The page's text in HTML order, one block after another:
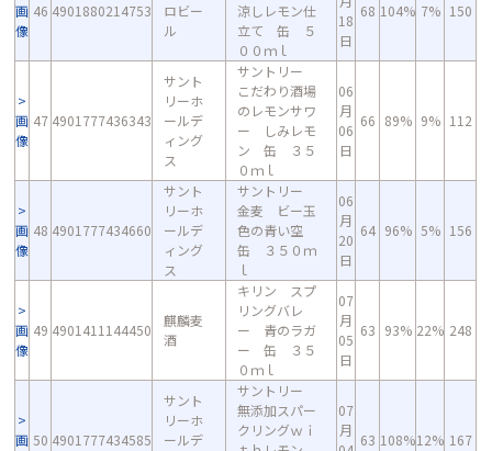
画
像
46 4901880214753
ロビー
ル
涼しレモン仕
立て 缶 ５
００ｍｌ
18
日
68 104% 7% 150
画
像
47 4901777436343
サント
リーホ
ールデ
ィング
ス
サントリー
こだわり酒場
のレモンサワ
ー しみレモ
ン 缶 ３５
０ｍｌ
06
月
06
日
66 89% 9% 112
画
像
48 4901777434660
サント
リーホ
ールデ
ィング
ス
サントリー
金麦 ビー玉
色の青い空
缶 ３５０ｍ
ｌ
06
月
20
日
64 96% 5% 156
画
像
49 4901411144450
麒麟麦
酒
キリン スプ
リングバレ
ー 青のラガ
ー 缶 ３５
０ｍｌ
07
月
05
日
63 93% 22% 248
画 50 4901777434585
サント
リーホ
ールデ
サントリー
無添加スパー
クリングｗｉ
07
月
63 108%12% 167